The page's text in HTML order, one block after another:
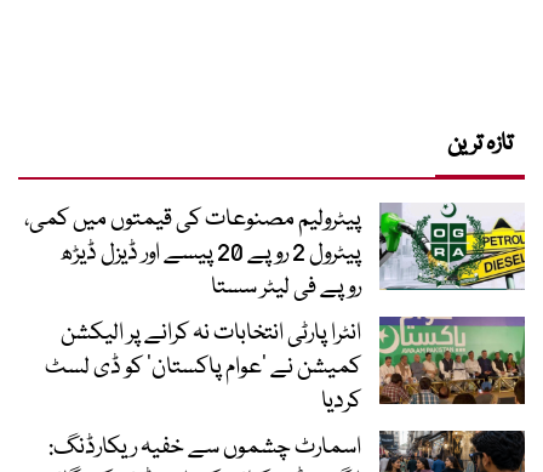
تازہ ترین
پیٹرولیم مصنوعات کی قیمتوں میں کمی،
پیٹرول 2 روپے 20 پیسے اور ڈیزل ڈیڑھ
روپے فی لیٹر سستا
انٹرا پارٹی انتخابات نہ کرانے پر الیکشن
کمیشن نے ’عوام پاکستان‘ کو ڈی لسٹ
کردیا
اسمارٹ چشموں سے خفیہ ریکارڈنگ: